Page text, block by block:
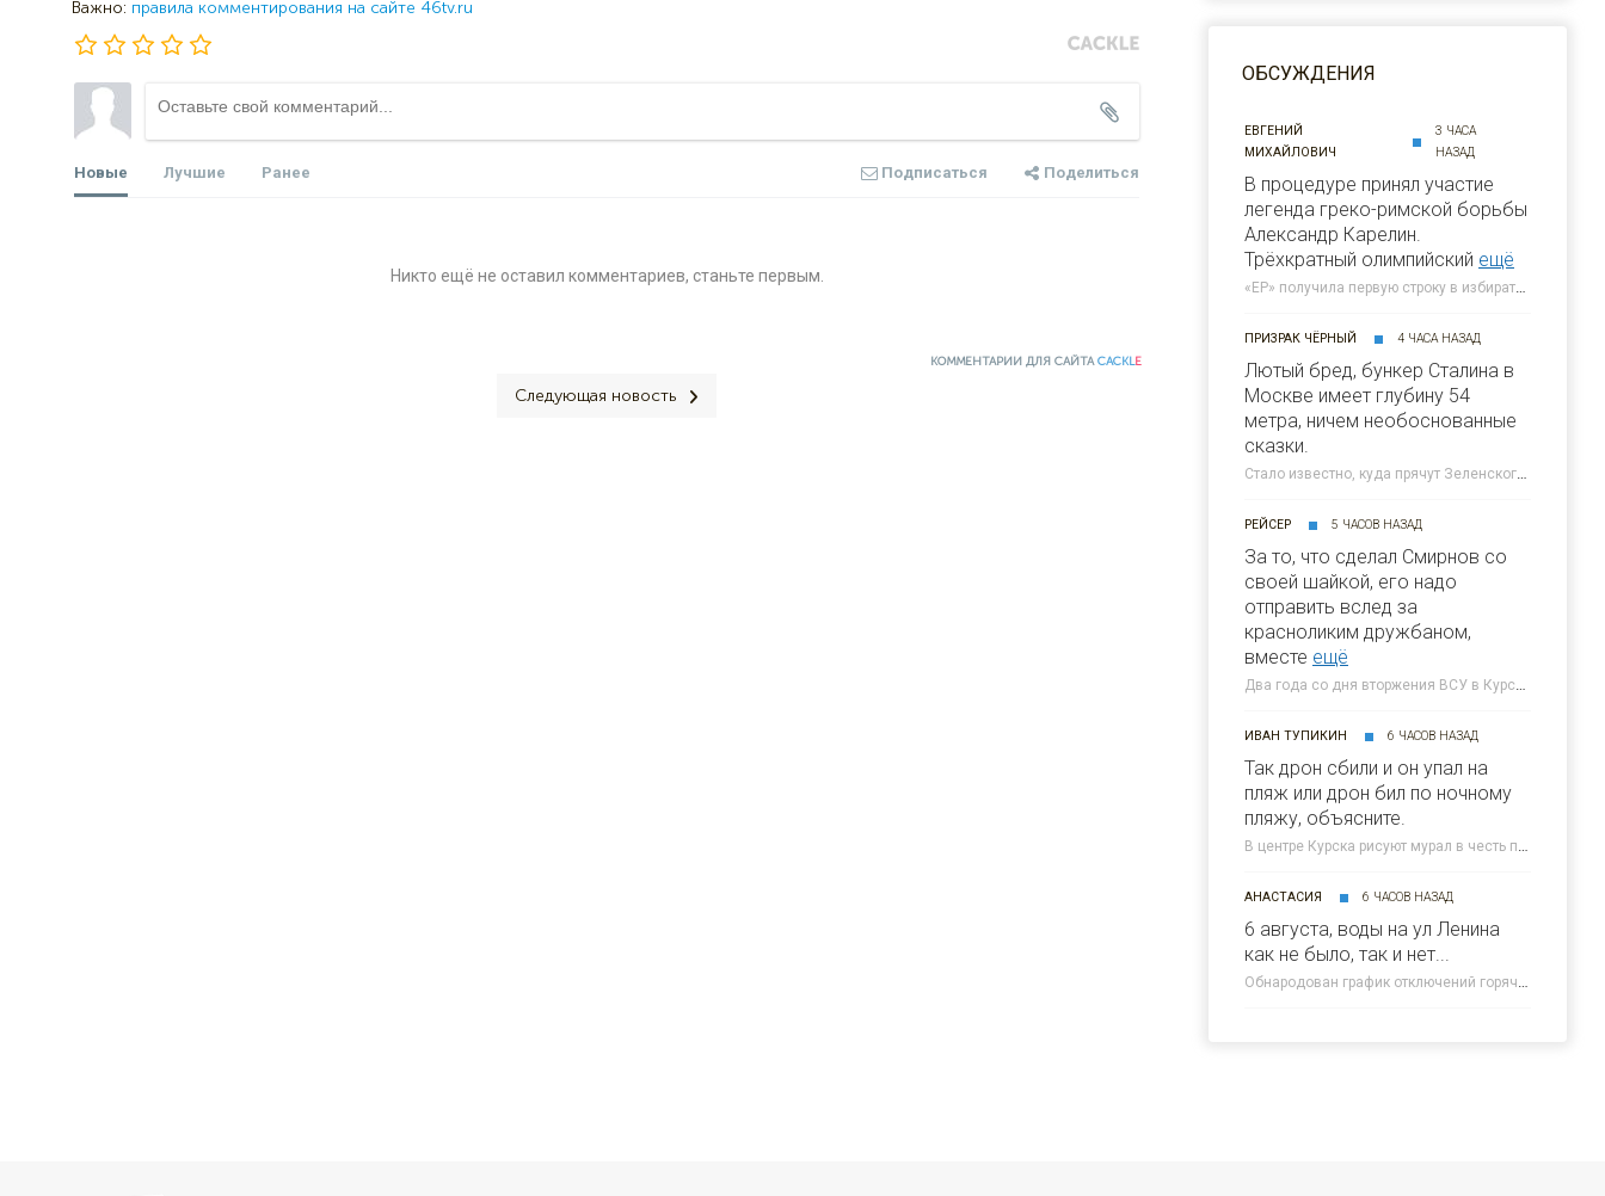
Важно: правила комментирования на сайте 46tv.ru
Новые Лучшие Ранее Подписаться Поделиться
Никто ещё не оставил комментариев, станьте первым.
КОММЕНТАРИИ ДЛЯ САЙТАCACKLE
Следующая новость
ОБСУЖДЕНИЯ
ЕВГЕНИЙ
МИХАЙЛОВИЧ
3 ЧАСА
НАЗАД
В процедуре принял участие
легенда греко-римской борьбы
Александр Карелин.
Трёхкратный олимпийский ещё
«ЕР» получила первую строку в избирательном бюллетене на выборах в Госдуму » 46ТВ Курское Интернет Телевидение
ПРИЗРАК ЧЁРНЫЙ 4 ЧАСА НАЗАД
Лютый бред, бункер Сталина в
Москве имеет глубину 54
метра, ничем необоснованные
сказки.
Стало известно, куда прячут Зеленского во время ударов ВС России по Киеву » 46ТВ Курское Интернет Телевидение
РЕЙСЕР 5 ЧАСОВ НАЗАД
За то, что сделал Смирнов со
своей шайкой, его надо
отправить вслед за
красноликим дружбаном,
вместе ещё
Два года со дня вторжения ВСУ в Курскую область: как это было » 46ТВ Курское Интернет Телевидение
ИВАН ТУПИКИН 6 ЧАСОВ НАЗАД
Так дрон сбили и он упал на
пляж или дрон бил по ночному
пляжу, объясните.
В центре Курска рисуют мурал в честь погибшего 5-летнего Толи » 46ТВ Курское Интернет Телевидение
АНАСТАСИЯ 6 ЧАСОВ НАЗАД
6 августа, воды на ул Ленина
как не было, так и нет...
Обнародован график отключений горячей воды в Курске » 46ТВ Курское Интернет Телевидение